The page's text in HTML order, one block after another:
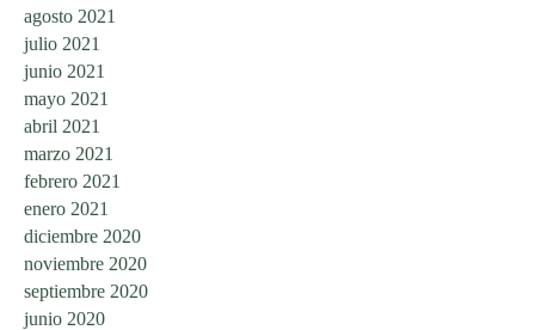
agosto 2021
julio 2021
junio 2021
mayo 2021
abril 2021
marzo 2021
febrero 2021
enero 2021
diciembre 2020
noviembre 2020
septiembre 2020
junio 2020